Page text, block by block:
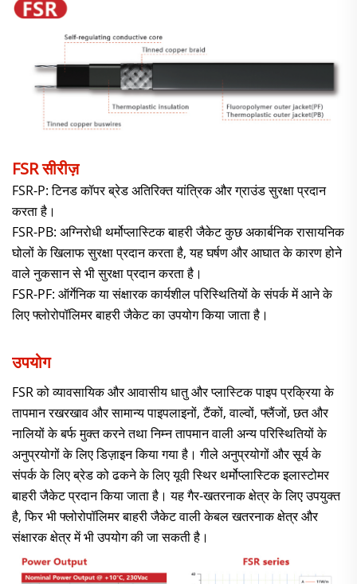
FSR सीरीज़
FSR-P: टिनड कॉपर ब्रेड अतिरिक्त यांत्रिक और ग्राउंड सुरक्षा प्रदान
करता है।
FSR-PB: अग्निरोधी थर्मोप्लास्टिक बाहरी जैकेट कुछ अकार्बनिक रासायनिक
घोलों के खिलाफ सुरक्षा प्रदान करता है, यह घर्षण और आघात के कारण होने
वाले नुकसान से भी सुरक्षा प्रदान करता है।
FSR-PF: ऑर्गेनिक या संक्षारक कार्यशील परिस्थितियों के संपर्क में आने के
लिए फ्लोरोपॉलिमर बाहरी जैकेट का उपयोग किया जाता है।
उपयोग
FSR को व्यावसायिक और आवासीय धातु और प्लास्टिक पाइप प्रक्रिया के
तापमान रखरखाव और सामान्य पाइपलाइनों, टैंकों, वाल्वों, फ्लैंजों, छत और
नालियों के बर्फ मुक्त करने तथा निम्न तापमान वाली अन्य परिस्थितियों के
अनुप्रयोगों के लिए डिज़ाइन किया गया है। गीले अनुप्रयोगों और सूर्य के
संपर्क के लिए ब्रेड को ढकने के लिए यूवी स्थिर थर्मोप्लास्टिक इलास्टोमर
बाहरी जैकेट प्रदान किया जाता है। यह गैर-खतरनाक क्षेत्र के लिए उपयुक्त
है, फिर भी फ्लोरोपॉलिमर बाहरी जैकेट वाली केबल खतरनाक क्षेत्र और
संक्षारक क्षेत्र में भी उपयोग की जा सकती है।